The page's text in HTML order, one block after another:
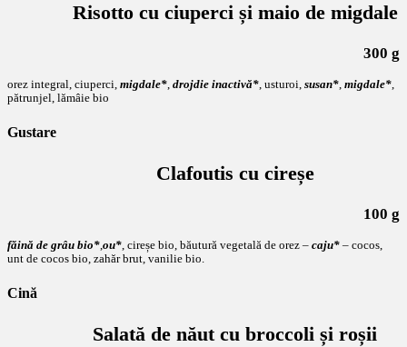
Risotto cu ciuperci și maio de migdale
300 g
orez integral, ciuperci, migdale* drojdie inactivă* , usturoi, susan* migdale*
pătrunjel, lămâie bio
Gustare
Clafoutis cu cireșe
100 g
făină de grâu bio*,ou*, cireșe bio, băutură vegetală de orez – caju* – cocos,
unt de cocos bio, zahăr brut, vanilie bio.
Cină
Salată de năut cu broccoli și roșii